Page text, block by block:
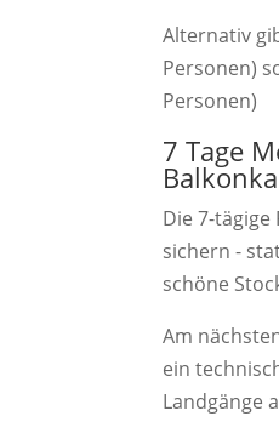
Alternativ
Personen)
Personen)
7 Tage
Die 7-tägige
sichern -
schöne
Am
ein
Landgänge